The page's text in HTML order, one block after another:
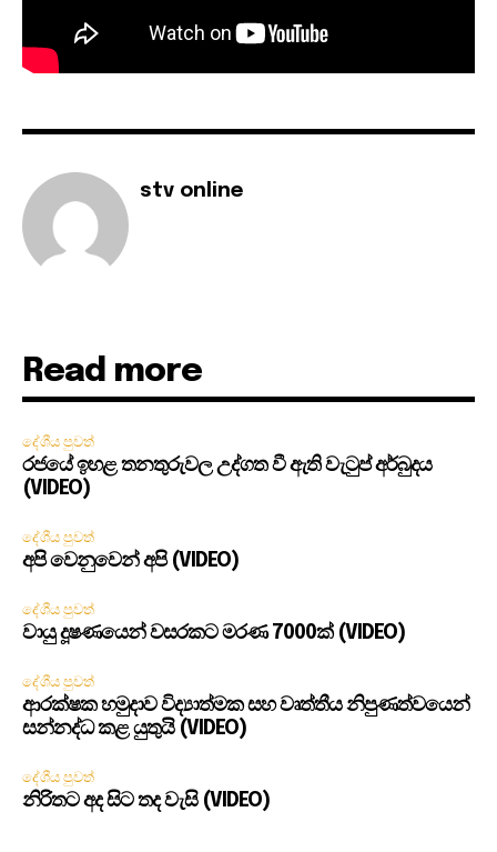
stv online
Read more
දේශීය පුවත්
රජයේ ඉහළ තනතුරුවල උද්ගත වී ඇති වැටුප් අර්බුදය
(VIDEO)
දේශීය පුවත්
අපි වෙනුවෙන් අපි (VIDEO)
දේශීය පුවත්
වායු දූෂණයෙන් වසරකට මරණ 7000ක් (VIDEO)
දේශීය පුවත්
ආරක්ෂක හමුදාව විද්‍යාත්මක සහ වෘත්තීය නිපුණත්වයෙන්
සන්නද්ධ කළ යුතුයි (VIDEO)
දේශීය පුවත්
නිරිතට අද සිට තද වැසි (VIDEO)